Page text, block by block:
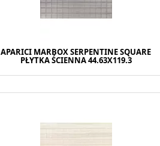
APARICI MARBOX SERPENTINE SQUARE
PŁYTKA ŚCIENNA 44.63X119.3